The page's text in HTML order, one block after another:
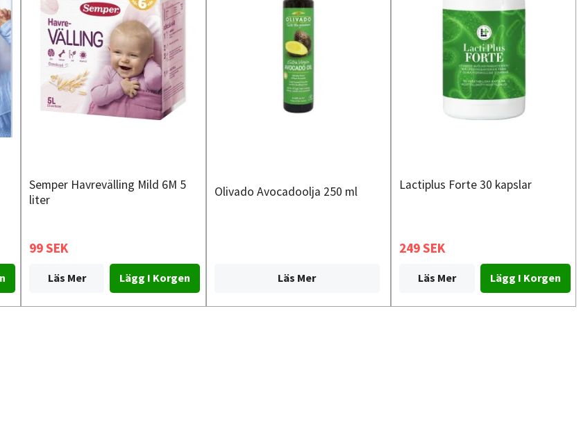
Semper Havrevälling Mild 6M 5
liter
99 SEK
Läs Mer
Olivado Avocadoolja 250 ml
Läs Mer
Lactiplus Forte 30 kapslar
249 SEK
Läs Mer